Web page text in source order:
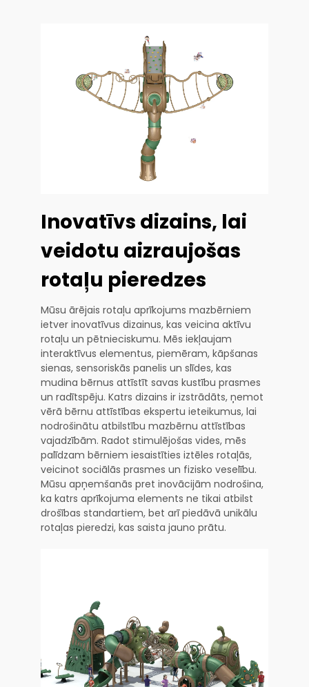
Inovatīvs dizains, lai
veidotu aizraujošas
rotaļu pieredzes
Mūsu ārējais rotaļu aprīkojums mazbērniem
ietver inovatīvus dizainus, kas veicina aktīvu
rotaļu un pētnieciskumu. Mēs iekļaujam
interaktīvus elementus, piemēram, kāpšanas
sienas, sensoriskās panelis un slīdes, kas
mudina bērnus attīstīt savas kustību prasmes
un radītspēju. Katrs dizains ir izstrādāts, ņemot
vērā bērnu attīstības ekspertu ieteikumus, lai
nodrošinātu atbilstību mazbērnu attīstības
vajadzībām. Radot stimulējošas vides, mēs
palīdzam bērniem iesaistīties iztēles rotaļās,
veicinot sociālās prasmes un fizisko veselību.
Mūsu apņemšanās pret inovācijām nodrošina,
ka katrs aprīkojuma elements ne tikai atbilst
drošības standartiem, bet arī piedāvā unikālu
rotaļas pieredzi, kas saista jauno prātu.